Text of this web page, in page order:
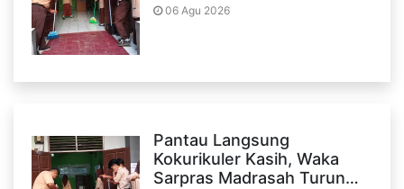
06 Agu 2026
Pantau Langsung
Kokurikuler Kasih, Waka
Sarpras Madrasah Turun…